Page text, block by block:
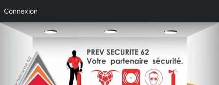
Connexion
Aller